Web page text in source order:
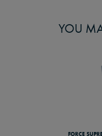
YOU
FORCE